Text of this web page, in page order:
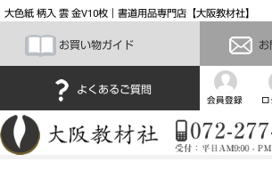
大色紙 柄入 雲 金V10枚｜書道用品専門店【大阪教材社】
お買い物ガイド お
よくあるご質問
会員登録 ロ